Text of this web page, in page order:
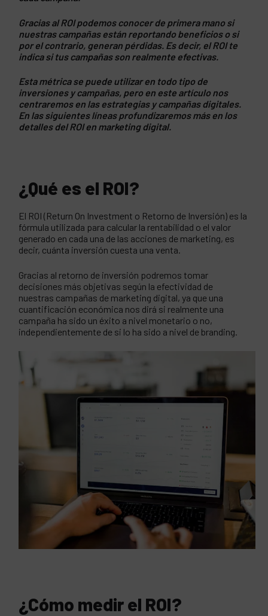
Gracias al ROI podemos conocer de primera mano si
nuestras campañas están reportando beneficios o si
por el contrario, generan pérdidas. Es decir, el ROI te
indica si tus campañas son realmente efectivas.
Esta métrica se puede utilizar en todo tipo de
inversiones y campañas, pero en este artículo nos
centraremos en las estrategias y campañas digitales.
En las siguientes líneas profundizaremos más en los
detalles del ROI en marketing digital.
¿Qué es el ROI?
El ROI (Return On Investment o Retorno de Inversión) es la
fórmula utilizada para calcular la rentabilidad o el valor
generado en cada una de las acciones de marketing, es
decir, cuánta inversión cuesta una venta.
Gracias al retorno de inversión podremos tomar
decisiones más objetivas según la efectividad de
nuestras campañas de marketing digital, ya que una
cuantificación económica nos dirá si realmente una
campaña ha sido un éxito a nivel monetario o no,
independientemente de si lo ha sido a nivel de branding.
¿Cómo medir el ROI?